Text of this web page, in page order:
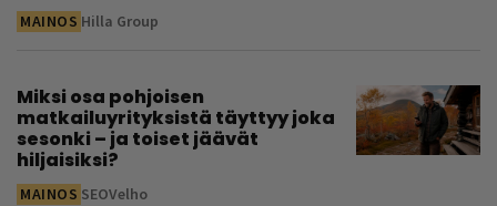
MAINOS Hilla Group
Miksi osa pohjoisen
matkailuyrityksistä täyttyy joka
sesonki – ja toiset jäävät
hiljaisiksi?
MAINOS SEOVelho